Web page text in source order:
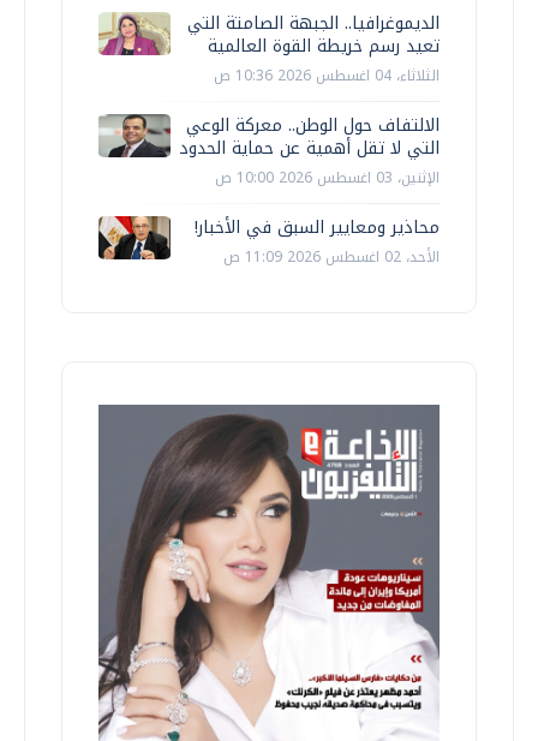
الديموغرافيا.. الجبهة الصامتة التي
تعيد رسم خريطة القوة العالمية
الثلاثاء، 04 اغسطس 2026 10:36 ص
الالتفاف حول الوطن.. معركة الوعي
التي لا تقل أهمية عن حماية الحدود
الإثنين، 03 اغسطس 2026 10:00 ص
محاذير ومعايير السبق في الأخبار!
الأحد، 02 اغسطس 2026 11:09 ص